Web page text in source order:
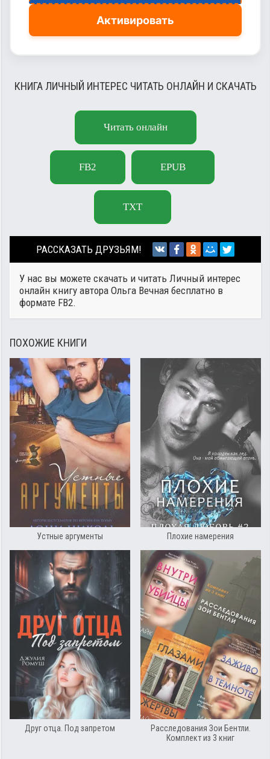
Активировать
КНИГА ЛИЧНЫЙ ИНТЕРЕС ЧИТАТЬ ОНЛАЙН И СКАЧАТЬ
Читать онлайн
FB2 EPUB
TXT
РАССКАЗАТЬ ДРУЗЬЯМ!
У нас вы можете скачать и читать Личный интерес
онлайн книгу автора Ольга Вечная бесплатно в
формате FB2.
ПОХОЖИЕ КНИГИ
Устные аргументы Плохие намерения
Друг отца. Под запретом
Расследования Зои Бентли.
Комплект из 3 книг